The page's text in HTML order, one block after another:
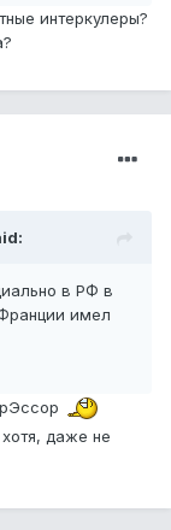
интеркулеры?
в РФ в
имел
даже не